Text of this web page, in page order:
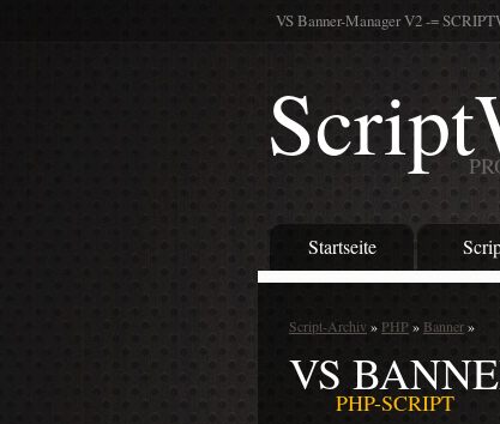
VS Banner-Manager V2 -=
Startseite
Script-Archiv » PHP» Banner»
VS
PHP-SCRIPT